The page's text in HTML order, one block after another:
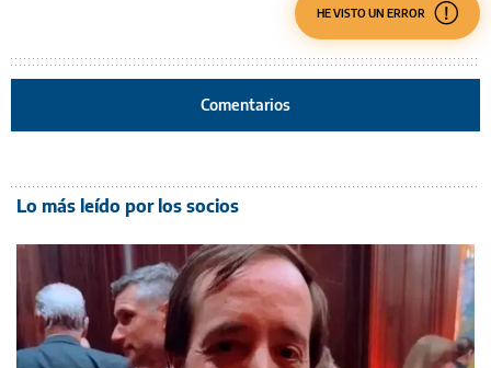
HE VISTO UN ERROR
Comentarios
Lo más leído por los socios